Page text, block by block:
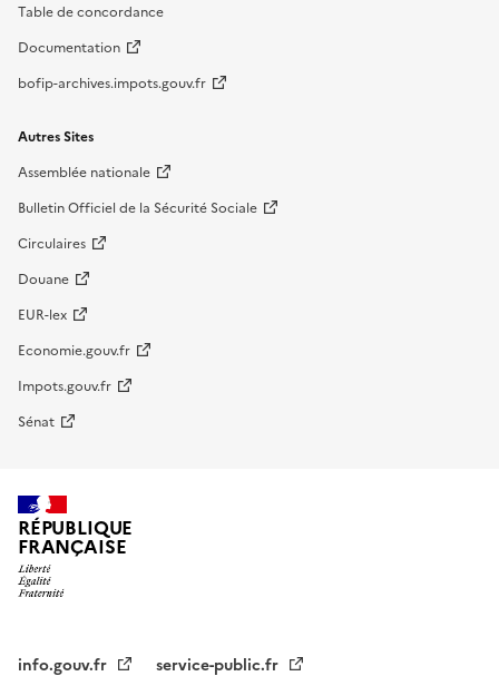
Table de concordance
Documentation
bofip-archives.impots.gouv.fr
Autres Sites
Assemblée nationale
Bulletin Officiel de la Sécurité Sociale
Circulaires
Douane
EUR-lex
Economie.gouv.fr
Impots.gouv.fr
Sénat
RÉPUBLIQUE
FRANÇAISE
info.gouv.fr service-public.fr